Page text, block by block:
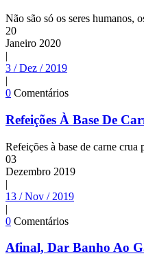
Não são só os seres humanos,
20
Janeiro 2020
|
3 / Dez / 2019
|
0 Comentários
Refeições À Base De
Refeições à base de carne crua
03
Dezembro 2019
|
13 / Nov / 2019
|
0 Comentários
Afinal, Dar Banho Ao